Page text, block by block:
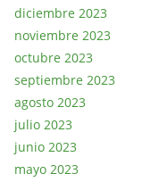
diciembre 2023
noviembre 2023
octubre 2023
septiembre 2023
agosto 2023
julio 2023
junio 2023
mayo 2023